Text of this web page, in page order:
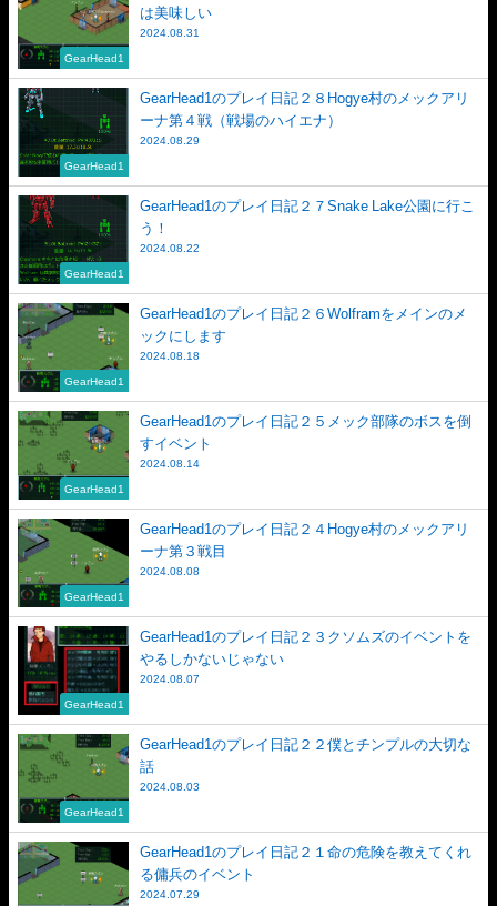
GearHead1
は美味しい
2024.08.31
GearHead1
GearHead1のプレイ日記２８Hogye村のメックアリ
ーナ第４戦（戦場のハイエナ）
2024.08.29
GearHead1
GearHead1のプレイ日記２７Snake Lake公園に行こ
う！
2024.08.22
GearHead1
GearHead1のプレイ日記２６Wolframをメインのメ
ックにします
2024.08.18
GearHead1
GearHead1のプレイ日記２５メック部隊のボスを倒
すイベント
2024.08.14
GearHead1
GearHead1のプレイ日記２４Hogye村のメックアリ
ーナ第３戦目
2024.08.08
GearHead1
GearHead1のプレイ日記２３クソムズのイベントを
やるしかないじゃない
2024.08.07
GearHead1
GearHead1のプレイ日記２２僕とチンプルの大切な
話
2024.08.03
GearHead1のプレイ日記２１命の危険を教えてくれ
る傭兵のイベント
2024.07.29